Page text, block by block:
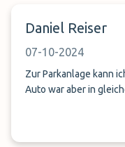
Daniel Reiser
07-10-2024
Zur Parkanlage kann
Auto war aber in